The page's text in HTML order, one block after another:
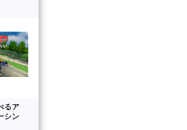
るア
シン